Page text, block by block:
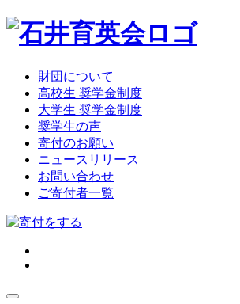
財団について
高校生 奨学金制度
大学生 奨学金制度
奨学生の声
寄付のお願い
ニュースリリース
お問い合わせ
ご寄付者一覧